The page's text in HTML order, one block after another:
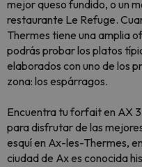
mejor queso fundido, o un
restaurante Le Refuge.
Thermes tiene una amplia
podrás probar los platos
elaborados con uno de los
zona: los espárragos.
Encuentra tu forfait en AX
para disfrutar de las
esquí en Ax-les-Thermes,
ciudad de Ax es conocida